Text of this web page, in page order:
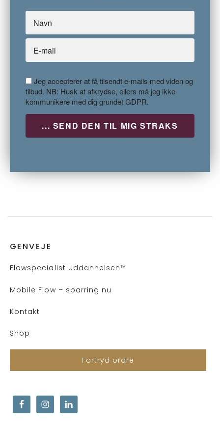
Jeg accepterer at få tilsendt e-mails med viden og
tilbud. NB: Husk at afkrydse, ellers må jeg ikke
kommunikere med dig grundet GDPR.
GENVEJE
Flowspecialist Uddannelsen™
Mobile Flow – sparring nu
Kontakt
Shop
Fortryd ordre